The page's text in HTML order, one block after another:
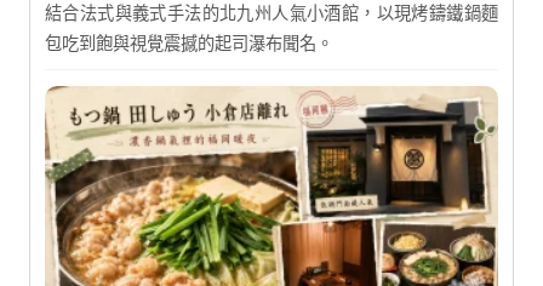
結合法式與義式手法的北九州人氣小酒館，以現烤鑄鐵鍋麵
包吃到飽與視覺震撼的起司瀑布聞名。